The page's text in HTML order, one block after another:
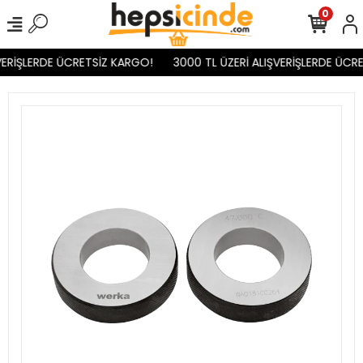
ÜCRETSİZ KARGO! 3000 TL ÜZERİ ALIŞVERİŞLERDE
0